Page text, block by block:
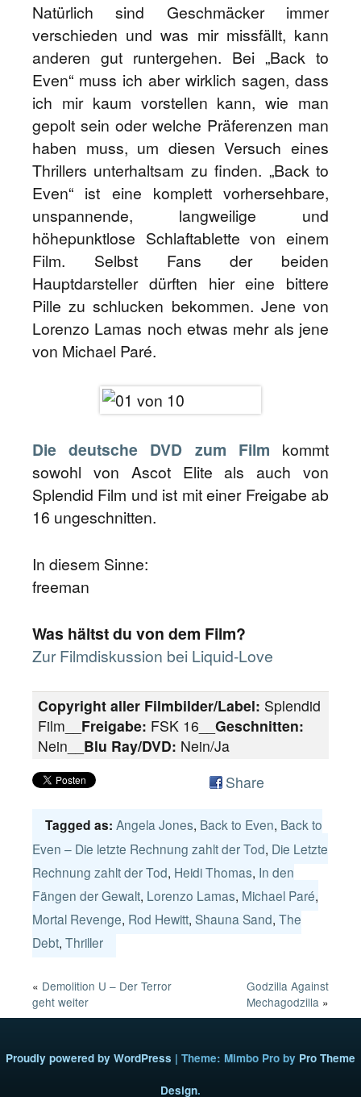
Natürlich sind Geschmäcker immer
verschieden und was mir missfällt, kann
anderen gut runtergehen. Bei „Back to
Even“ muss ich aber wirklich sagen, dass
ich mir kaum vorstellen kann, wie man
gepolt sein oder welche Präferenzen man
haben muss, um diesen Versuch eines
Thrillers unterhaltsam zu finden. „Back to
Even“ ist eine komplett vorhersehbare,
unspannende, langweilige und
höhepunktlose Schlaftablette von einem
Film. Selbst Fans der beiden
Hauptdarsteller dürften hier eine bittere
Pille zu schlucken bekommen. Jene von
Lorenzo Lamas noch etwas mehr als jene
von Michael Paré.
Die deutsche DVD zum Film kommt
sowohl von Ascot Elite als auch von
Splendid Film und ist mit einer Freigabe ab
16 ungeschnitten.
In diesem Sinne:
freeman
Was hältst du von dem Film?
Zur Filmdiskussion bei Liquid-Love
Copyright aller Filmbilder/Label: Splendid
Film__ Freigabe: FSK 16__ Geschnitten:
Nein__ Blu Ray/DVD: Nein/Ja
Share
Tagged as: Angela Jones, Back to Even, Back to
Even – Die letzte Rechnung zahlt der Tod, Die Letzte
Rechnung zahlt der Tod, Heidi Thomas, In den
Fängen der Gewalt, Lorenzo Lamas, Michael Paré,
Mortal Revenge, Rod Hewitt, Shauna Sand, The
Debt, Thriller
« Demolition U – Der Terror
geht weiter
Godzilla Against
Mechagodzilla »
Proudly powered by WordPress | Theme: Mimbo Pro by Pro Theme
Design.